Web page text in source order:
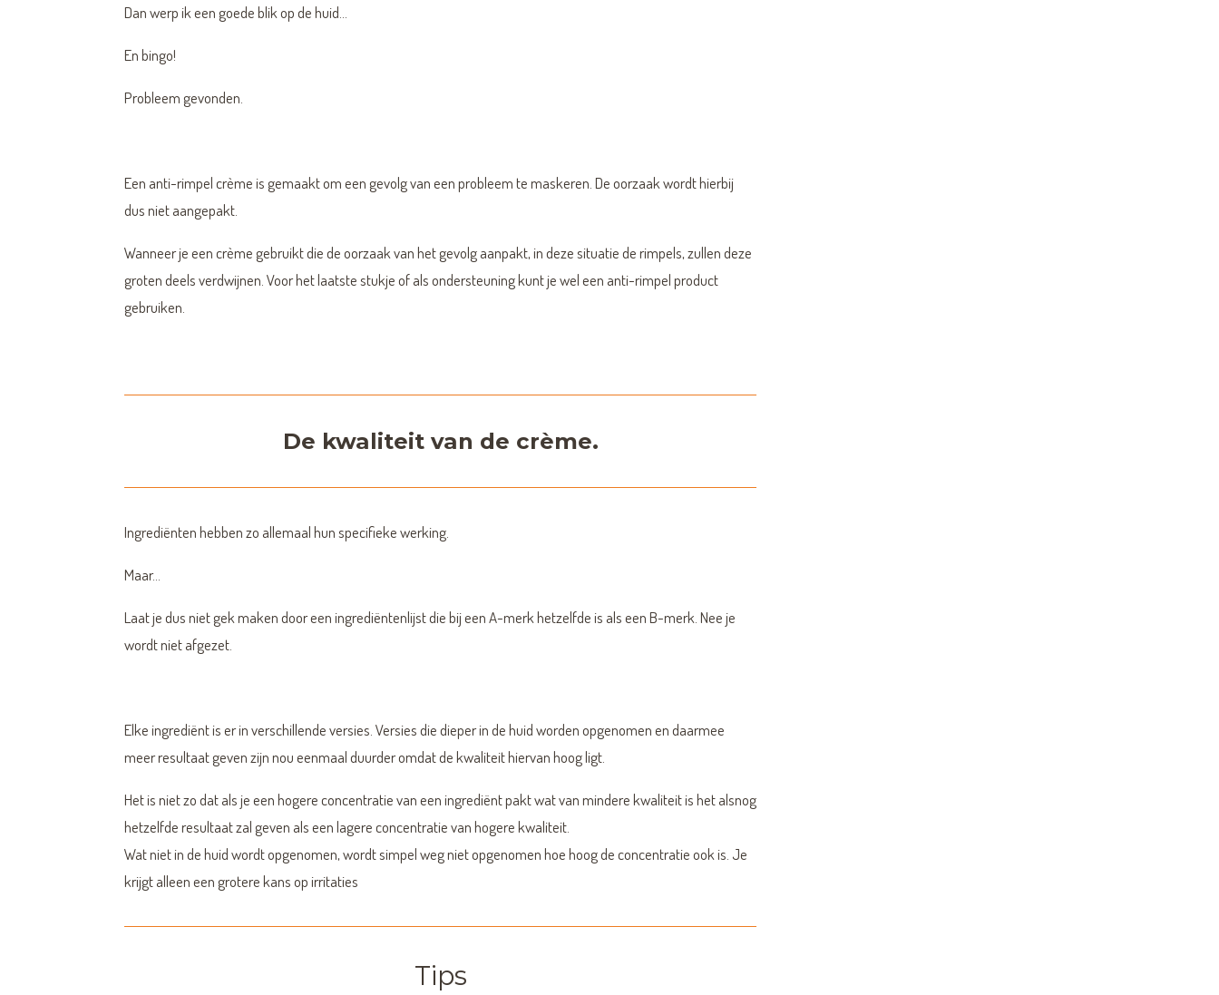
Dan werp ik een goede blik op de huid...
En bingo!
Probleem gevonden.
Een anti-rimpel crème is gemaakt om een gevolg van een probleem te maskeren. De oorzaak wordt hierbij
dus niet aangepakt.
Wanneer je een crème gebruikt die de oorzaak van het gevolg aanpakt, in deze situatie de rimpels, zullen deze
groten deels verdwijnen. Voor het laatste stukje of als ondersteuning kunt je wel een anti-rimpel product
gebruiken.
De kwaliteit van de crème.
Ingrediënten hebben zo allemaal hun specifieke werking.
Maar…
Laat je dus niet gek maken door een ingrediëntenlijst die bij een A-merk hetzelfde is als een B-merk. Nee je
wordt niet afgezet.
Elke ingrediënt is er in verschillende versies. Versies die dieper in de huid worden opgenomen en daarmee
meer resultaat geven zijn nou eenmaal duurder omdat de kwaliteit hiervan hoog ligt.
Het is niet zo dat als je een hogere concentratie van een ingrediënt pakt wat van mindere kwaliteit is het alsnog
hetzelfde resultaat zal geven als een lagere concentratie van hogere kwaliteit.
Wat niet in de huid wordt opgenomen, wordt simpel weg niet opgenomen hoe hoog de concentratie ook is. Je
krijgt alleen een grotere kans op irritaties
Tips